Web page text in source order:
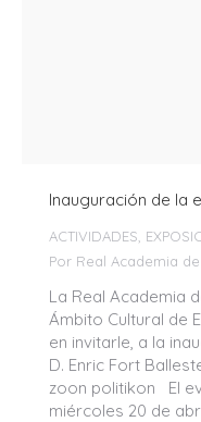
Inauguración de la
ACTIVIDADES
Por Real Academia
La Real Academia
Ámbito Cultural de
en invitarle, a la
D. Enric Fort
zoon politikon El
miércoles 20 de